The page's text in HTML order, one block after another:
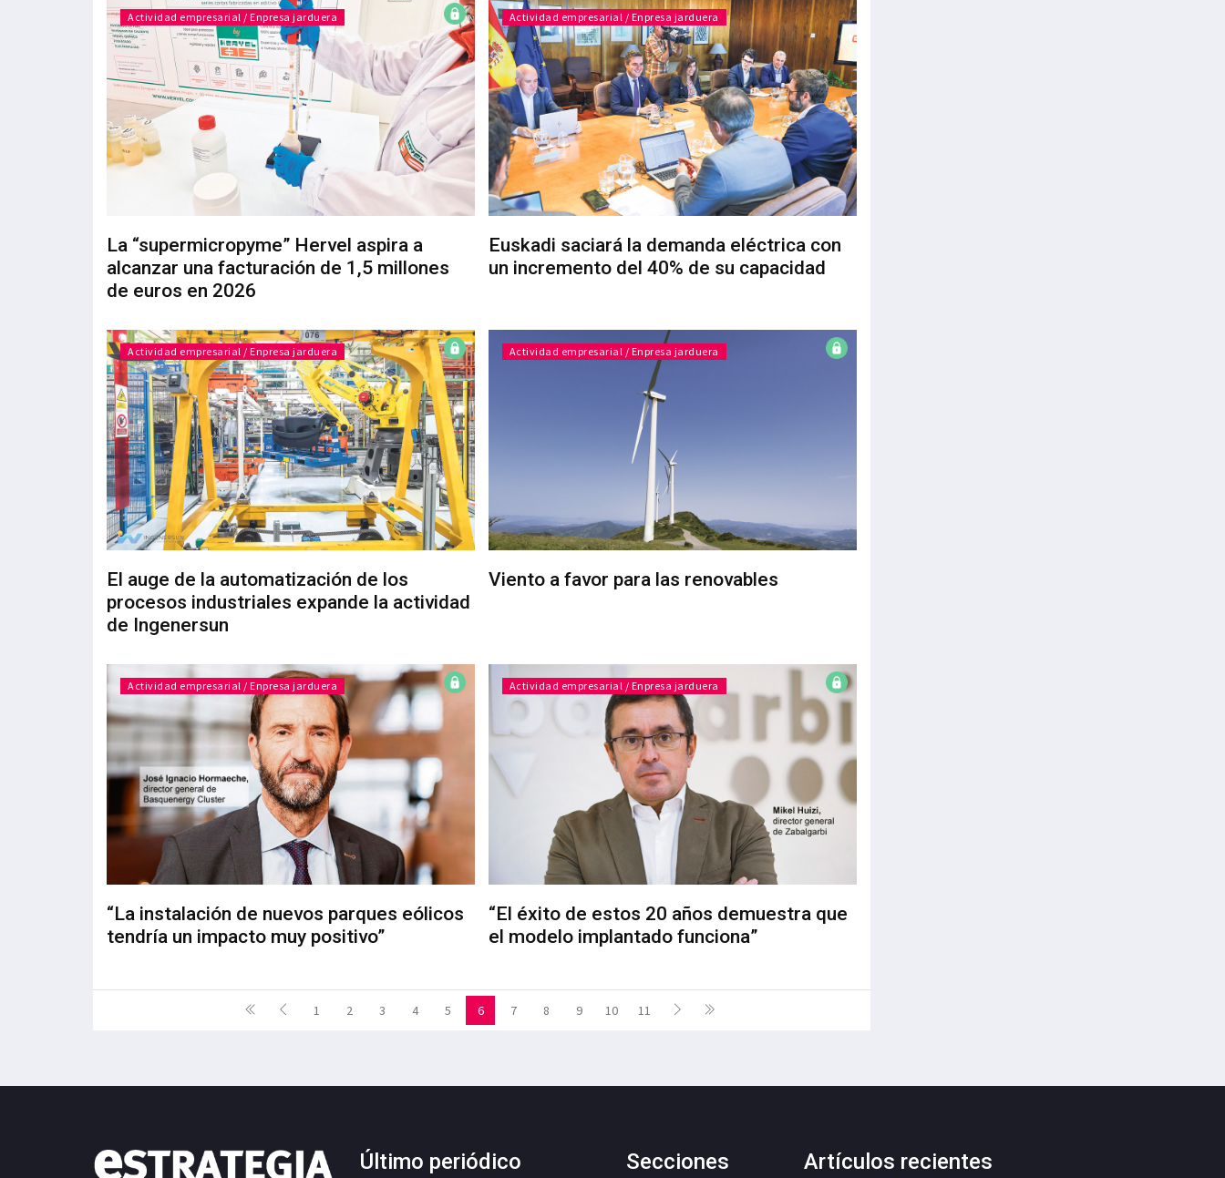
Actividad empresarial / Enpresa jarduera
La “supermicropyme” Hervel aspira a
alcanzar una facturación de 1,5 millones
de euros en 2026
Actividad empresarial / Enpresa jarduera
Euskadi saciará la demanda eléctrica con
un incremento del 40% de su capacidad
Actividad empresarial / Enpresa jarduera
El auge de la automatización de los
procesos industriales expande la actividad
de Ingenersun
Actividad empresarial / Enpresa jarduera
Viento a favor para las renovables
Actividad empresarial / Enpresa jarduera
“La instalación de nuevos parques eólicos
tendría un impacto muy positivo”
Actividad empresarial / Enpresa jarduera
“El éxito de estos 20 años demuestra que
el modelo implantado funciona”
1 2 3 4 5 6 7 8 9 10 11
Último periódico Secciones Artículos recientes